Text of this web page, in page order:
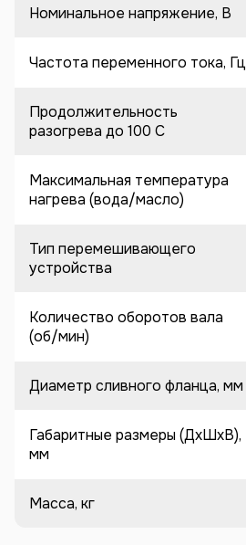
Номинальное напряжение, В
Частота переменного тока, Гц
Продолжительность
разогрева до 100 C
Максимальная температура
нагрева (вода/масло)
Тип перемешивающего
устройства
Количество оборотов вала
(об/мин)
Диаметр сливного фланца, мм
Габаритные размеры (ДхШхВ),
мм
Масса, кг